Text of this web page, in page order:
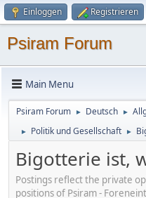
Einloggen Registrieren
Psiram Forum
Main Menu
Psiram Forum ► Deutsch ►
► Politik und Gesellschaft ►
Bigotterie ist,
Postings reflect the private
positions of Psiram -